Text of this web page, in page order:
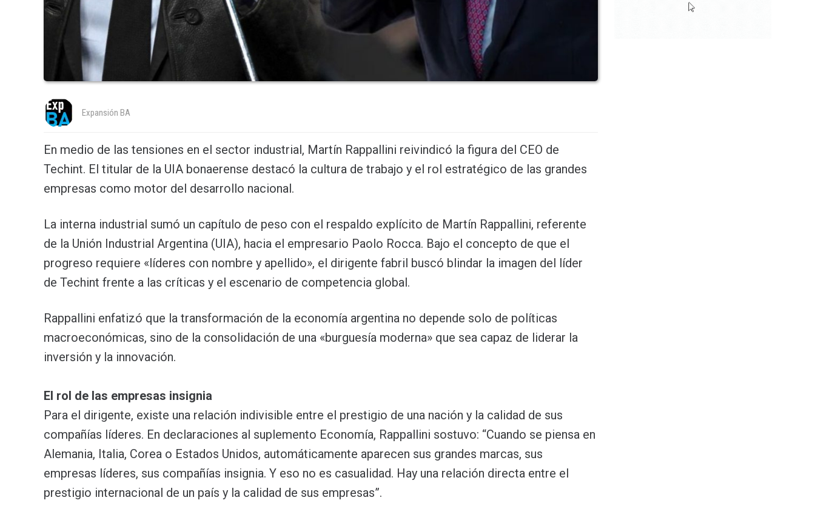
Expansión BA
En medio de las tensiones en el sector industrial, Martín Rappallini reivindicó la figura del CEO de
Techint. El titular de la UIA bonaerense destacó la cultura de trabajo y el rol estratégico de las grandes
empresas como motor del desarrollo nacional.
La interna industrial sumó un capítulo de peso con el respaldo explícito de Martín Rappallini, referente
de la Unión Industrial Argentina (UIA), hacia el empresario Paolo Rocca. Bajo el concepto de que el
progreso requiere «líderes con nombre y apellido», el dirigente fabril buscó blindar la imagen del líder
de Techint frente a las críticas y el escenario de competencia global.
Rappallini enfatizó que la transformación de la economía argentina no depende solo de políticas
macroeconómicas, sino de la consolidación de una «burguesía moderna» que sea capaz de liderar la
inversión y la innovación.
El rol de las empresas insignia
Para el dirigente, existe una relación indivisible entre el prestigio de una nación y la calidad de sus
compañías líderes. En declaraciones al suplemento Economía, Rappallini sostuvo: “Cuando se piensa en
Alemania, Italia, Corea o Estados Unidos, automáticamente aparecen sus grandes marcas, sus
empresas líderes, sus compañías insignia. Y eso no es casualidad. Hay una relación directa entre el
prestigio internacional de un país y la calidad de sus empresas”.